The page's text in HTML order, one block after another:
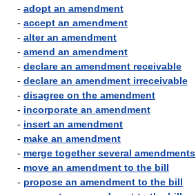
- adopt an amendment
- accept an amendment
- alter an amendment
- amend an amendment
- declare an amendment receivable
- declare an amendment irreceivable
- disagree on the amendment
- incorporate an amendment
- insert an amendment
- make an amendment
- merge together several amendments
- move an amendment to the bill
- propose an amendment to the bill